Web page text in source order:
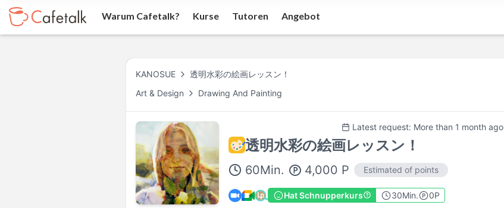
Warum Cafetalk? Kurse Tutoren Angebot
KANOSUE
透明水彩の絵画レッスン！
Art & Design
Drawing And Painting
Latest request: More than 1 month ago
透明水彩の絵画レッスン！
60Min. 4,000 P Estimated of points
Hat Schnupperkurs 30Min. 0P